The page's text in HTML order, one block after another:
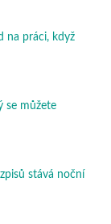
na práci, když
se můžete
stává noční